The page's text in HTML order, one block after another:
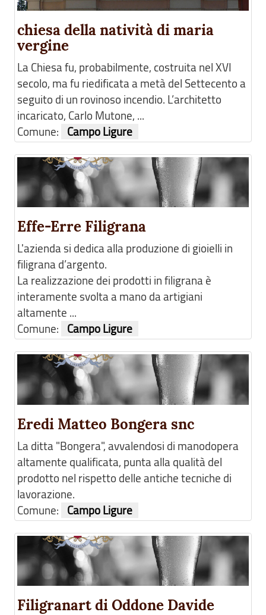
chiesa della natività di maria
vergine
La Chiesa fu, probabilmente, costruita nel XVI
secolo, ma fu riedificata a metà del Settecento a
seguito di un rovinoso incendio. L’architetto
incaricato, Carlo Mutone, ...
Comune:
Campo Ligure
Effe-Erre Filigrana
L'azienda si dedica alla produzione di gioielli in
filigrana d’argento.
La realizzazione dei prodotti in filigrana è
interamente svolta a mano da artigiani
altamente ...
Comune:
Campo Ligure
Eredi Matteo Bongera snc
La ditta "Bongera", avvalendosi di manodopera
altamente qualificata, punta alla qualità del
prodotto nel rispetto delle antiche tecniche di
lavorazione.
Comune:
Campo Ligure
Filigranart di Oddone Davide